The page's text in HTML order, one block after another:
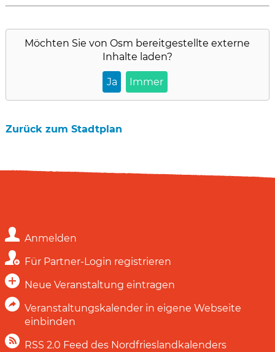
Möchten Sie vonOsm bereitgestellte externe
Inhalte laden?
Ja Immer
Zurück zum Stadtplan
Anmelden
Für Partner-Login registrieren
Neue Veranstaltung eintragen
Veranstaltungskalender in eigene Webseite
einbinden
RSS 2.0 Feed des Nordfrieslandkalenders